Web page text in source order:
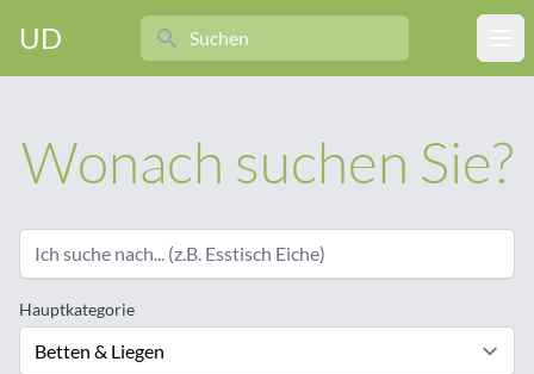
UD
Search
Wonach suchen Sie?
Hauptkategorie